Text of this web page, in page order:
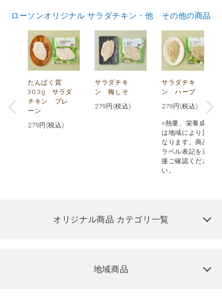
ローソンオリジナル サラダチキン・他 その他の商品
たんぱく質
30.3g サラダ
チキン プレ
ーン
279 円(税込)
サラダチキ
ン 梅しそ
279 円(税込)
サラダチキ
ン ハーブ
279 円(税込)
※熱量、栄養成分
は地域により異
なります。商品
ラベル表記を直
接ご確認くださ
い。
オリジナル商品 カテゴリ一覧
地域商品